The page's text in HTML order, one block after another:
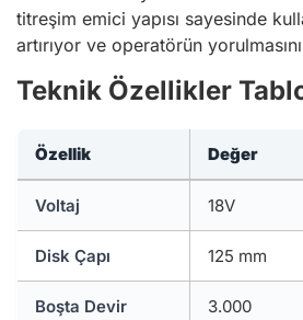
titreşim emici yapısı sayesinde
artırıyor ve operatörün
Teknik Özellikler
Özellik Değer
Voltaj 18V
Disk Çapı 125 mm
Boşta Devir
3.000